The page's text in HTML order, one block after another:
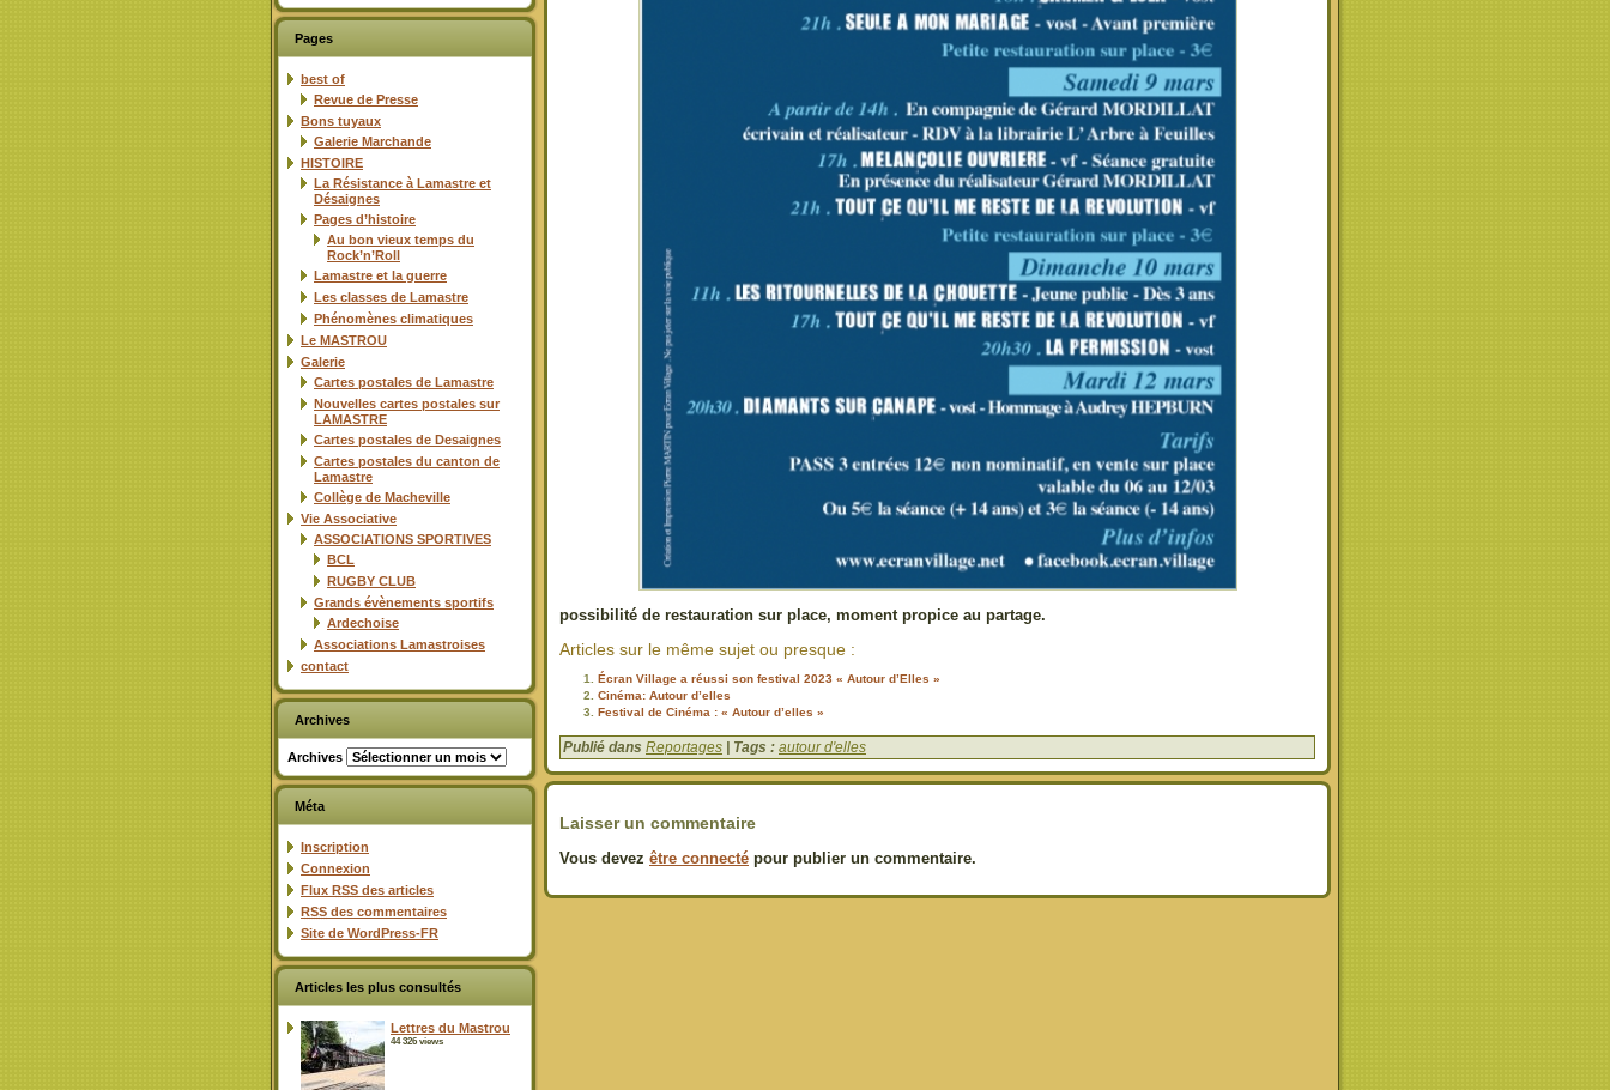
Pages
best of
Revue de Presse
Bons tuyaux
Galerie Marchande
HISTOIRE
La Résistance à Lamastre et
Désaignes
Pages d’histoire
Au bon vieux temps du
Rock’n’Roll
Lamastre et la guerre
Les classes de Lamastre
Phénomènes climatiques
Le MASTROU
Galerie
Cartes postales de Lamastre
Nouvelles cartes postales sur
LAMASTRE
Cartes postales de Desaignes
Cartes postales du canton de
Lamastre
Collège de Macheville
Vie Associative
ASSOCIATIONS SPORTIVES
BCL
RUGBY CLUB
Grands évènements sportifs
Ardechoise
Associations Lamastroises
contact
Archives
Archives
Méta
Inscription
Connexion
Flux RSS des articles
RSS des commentaires
Site de WordPress-FR
Articles les plus consultés
Lettres du Mastrou
44 326 views
possibilité de restauration sur place, moment propice au partage.
Articles sur le même sujet ou presque :
Écran Village a réussi son festival 2023 « Autour d’Elles »
Cinéma: Autour d’elles
Festival de Cinéma : « Autour d’elles »
Publié dans Reportages | Tags : autour d'elles
Laisser un commentaire
Vous devez être connecté pour publier un commentaire.